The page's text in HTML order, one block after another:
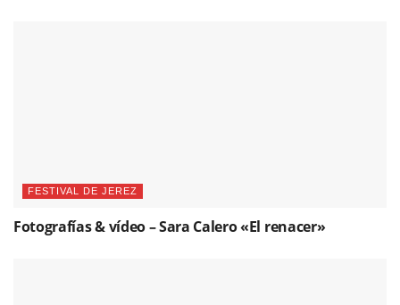
FESTIVAL DE JEREZ
Fotografías & vídeo – Sara Calero «El renacer»